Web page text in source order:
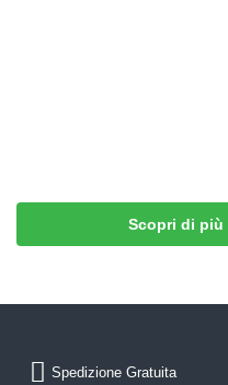
Scopri di più
Spedizione Gratuita